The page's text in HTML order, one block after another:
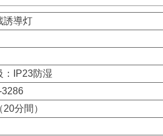
誘導灯
：IP23防湿
3286
分間）